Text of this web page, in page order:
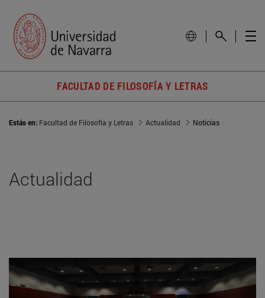
FACULTAD DE FILOSOFÍA Y LETRAS
Estás en: Facultad de Filosofía y Letras Actualidad Noticias
Actualidad